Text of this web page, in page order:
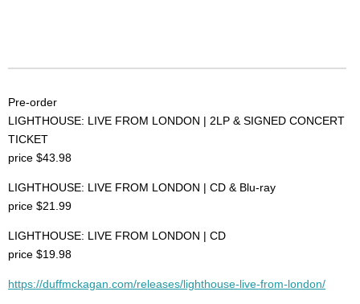
Pre-order
LIGHTHOUSE: LIVE FROM LONDON | 2LP & SIGNED CONCERT
TICKET
price $43.98
LIGHTHOUSE: LIVE FROM LONDON | CD & Blu-ray
price $21.99
LIGHTHOUSE: LIVE FROM LONDON | CD
price $19.98
https://duffmckagan.com/releases/lighthouse-live-from-london/